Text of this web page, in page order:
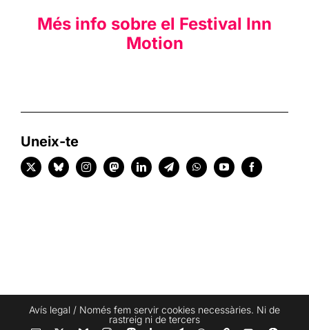
Més info sobre el Festival Inn
Motion
Uneix-te
Avís legal / Només fem servir cookies necessàries. Ni de
rastreig ni de tercers